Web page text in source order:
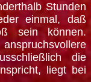
Stunden
einmal, daß
sein können.
die
liegt bei